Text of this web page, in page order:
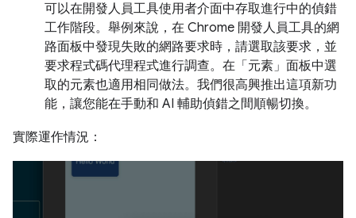
可以在開發人員工具使用者介面中存取進行中的偵錯
工作階段。舉例來說，在 Chrome 開發人員工具的網
路面板中發現失敗的網路要求時，請選取該要求，並
要求程式碼代理程式進行調查。在「元素」面板中選
取的元素也適用相同做法。我們很高興推出這項新功
能，讓您能在手動和 AI 輔助偵錯之間順暢切換。
實際運作情況：